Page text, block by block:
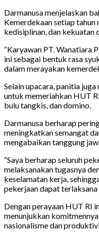
Darmanusa menjelaskan
Kemerdekaan setiap
kedisiplinan, dan kekuatan
“Karyawan PT. Wanatiara
ini sebagai bentuk rasa
dalam merayakan
Selain upacara, panitia
untuk memeriahkan HUT
bulu tangkis, dan domino.
Darmanusa berharap
meningkatkan semangat
mengabaikan tanggung
“Saya berharap seluruh
melaksanakan tugasnya
keselamatan kerja,
pekerjaan dapat terlaksana
Dengan perayaan HUT RI
menunjukkan
nasionalisme dan